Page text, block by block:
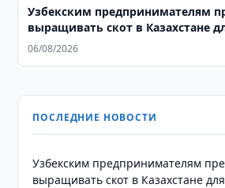
Узбекским предпринимателям
выращивать скот в Казахстане
экспорта в Узбекистан
06/08/2026
ПОСЛЕДНИЕ НОВОСТИ
Узбекским предпринимателям
выращивать скот в Казахстане